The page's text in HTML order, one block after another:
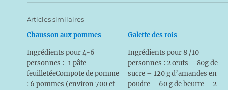
Articles similaires
Chausson aux pommes
Ingrédients pour 4-6
personnes :-1 pâte
feuilletéeCompote de pomme
: 6 pommes (environ 700 et
Galette des rois
Ingrédients pour 8 /10
personnes : 2 œufs – 80g de
sucre – 120 g d’amandes en
poudre – 60 g de beurre – 2